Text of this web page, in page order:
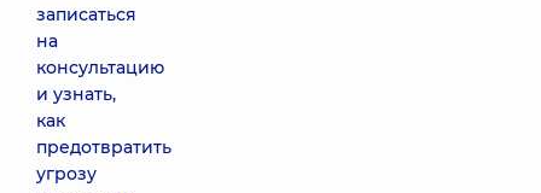
записаться
на
консультацию
и узнать,
как
предотвратить
угрозу